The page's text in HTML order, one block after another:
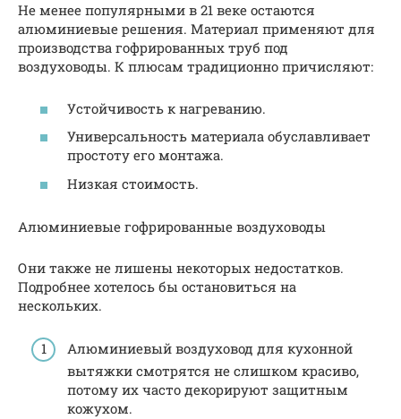
Не менее популярными в 21 веке остаются
алюминиевые решения. Материал применяют для
производства гофрированных труб под
воздуховоды. К плюсам традиционно причисляют:
Устойчивость к нагреванию.
Универсальность материала обуславливает
простоту его монтажа.
Низкая стоимость.
Алюминиевые гофрированные воздуховоды
Они также не лишены некоторых недостатков.
Подробнее хотелось бы остановиться на
нескольких.
Алюминиевый воздуховод для кухонной
вытяжки смотрятся не слишком красиво,
потому их часто декорируют защитным
кожухом.